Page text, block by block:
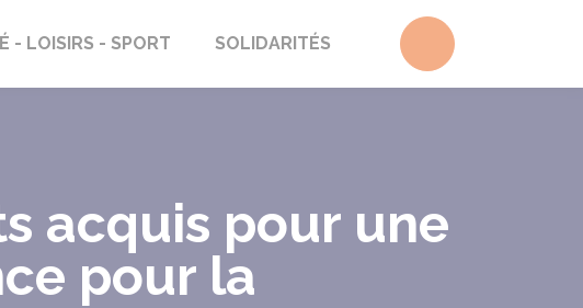
- LOISIRS - SPORT SOLIDARITÉS Accéder au
acquis pour une
pour la